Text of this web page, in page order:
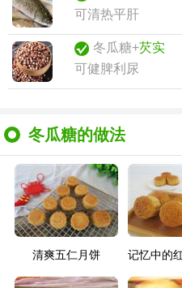
可清热平肝
冬瓜糖+芡实
可健脾利尿
冬瓜糖的做法
清爽五仁月饼